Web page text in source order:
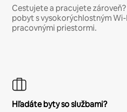
Cestujete a pracujete
pobyt s vysokorýchlostným
pracovnými priestormi.
Hľadáte byty so službami?